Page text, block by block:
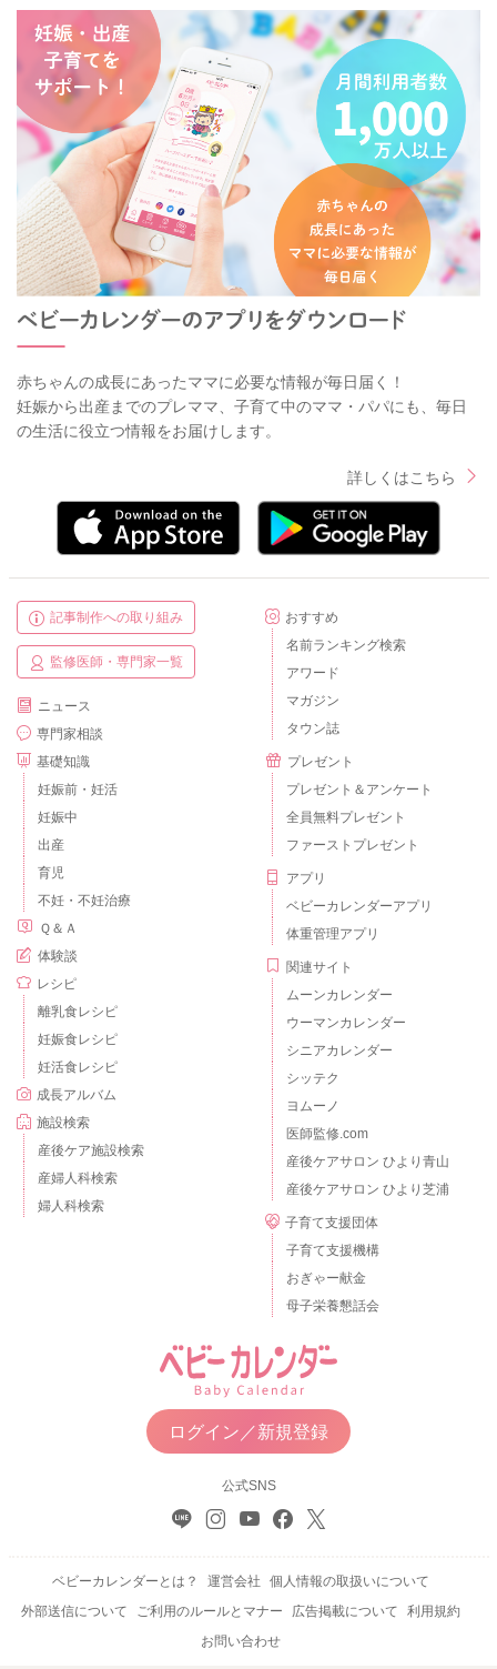
赤ちゃんの成長にあったママに必要な情報が毎日届く！
妊娠から出産までのプレママ、子育て中のママ・パパにも、毎日
の生活に役立つ情報をお届けします。
詳しくはこちら
記事制作への取り組み
監修医師・専門家一覧
ニュース
専門家相談
基礎知識
妊娠前・妊活
妊娠中
出産
育児
不妊・不妊治療
Ｑ＆Ａ
体験談
レシピ
離乳食レシピ
妊娠食レシピ
妊活食レシピ
成長アルバム
施設検索
産後ケア施設検索
産婦人科検索
婦人科検索
おすすめ
名前ランキング検索
アワード
マガジン
タウン誌
プレゼント
プレゼント＆アンケート
全員無料プレゼント
ファーストプレゼント
アプリ
ベビーカレンダーアプリ
体重管理アプリ
関連サイト
ムーンカレンダー
ウーマンカレンダー
シニアカレンダー
シッテク
ヨムーノ
医師監修.com
産後ケアサロン ひより青山
産後ケアサロン ひより芝浦
子育て支援団体
子育て支援機構
おぎゃー献金
母子栄養懇話会
ログイン／新規登録
公式SNS
ベビーカレンダーとは？ 運営会社
個人情報の取扱いについて
外部送信について
ご利用のルールとマナー 広告掲載について
利用規約
お問い合わせ